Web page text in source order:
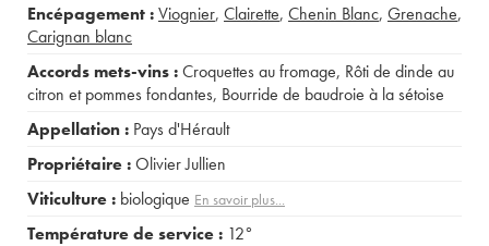
Encépagement :Viognier, Clairette, Chenin Blanc, Grenache,
Carignan blanc
Accords mets-vins :Croquettes au fromage, Rôti de dinde au
citron et pommes fondantes, Bourride de baudroie à la sétoise
Appellation : Pays d'Hérault
Propriétaire :Olivier Jullien
Viticulture : biologique En savoir plus...
Température de service : 12°